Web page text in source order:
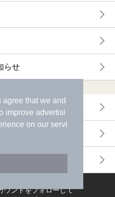
agree that we and
improve advertisi
on our servi
らせ
ウントをフォローして